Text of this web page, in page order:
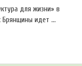
для жизни» в
Брянщины идет ...